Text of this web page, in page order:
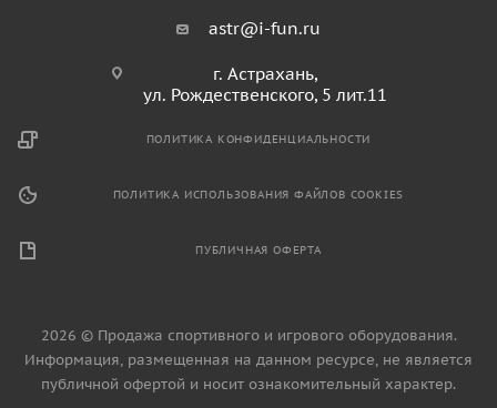
astr@i-fun.ru
г. Астрахань,
ул. Рождественского, 5 лит.11
ПОЛИТИКА КОНФИДЕНЦИАЛЬНОСТИ
ПОЛИТИКА ИСПОЛЬЗОВАНИЯ ФАЙЛОВ COOKIES
ПУБЛИЧНАЯ ОФЕРТА
2026 © Продажа спортивного и игрового оборудования.
Информация, размещенная на данном ресурсе, не является
публичной офертой и носит ознакомительный характер.